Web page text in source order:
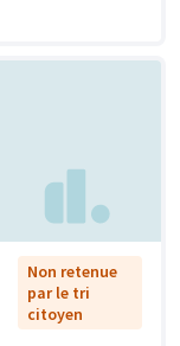
Non retenue
par le tri
citoyen